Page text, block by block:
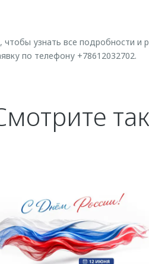
узнать все подробности и
по телефону +78612032702.